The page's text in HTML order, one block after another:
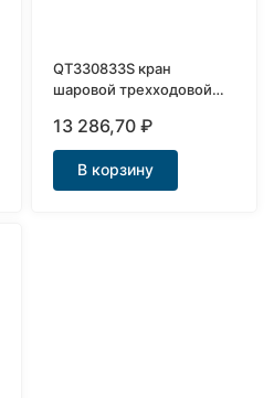
QT330833S кран
шаровой трехходовой
приводом
13 286,70₽
В корзину